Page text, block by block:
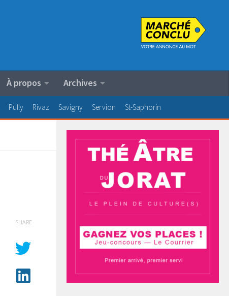
À propos Archives
Pully Rivaz Savigny Servion St-Saphorin
SHARE